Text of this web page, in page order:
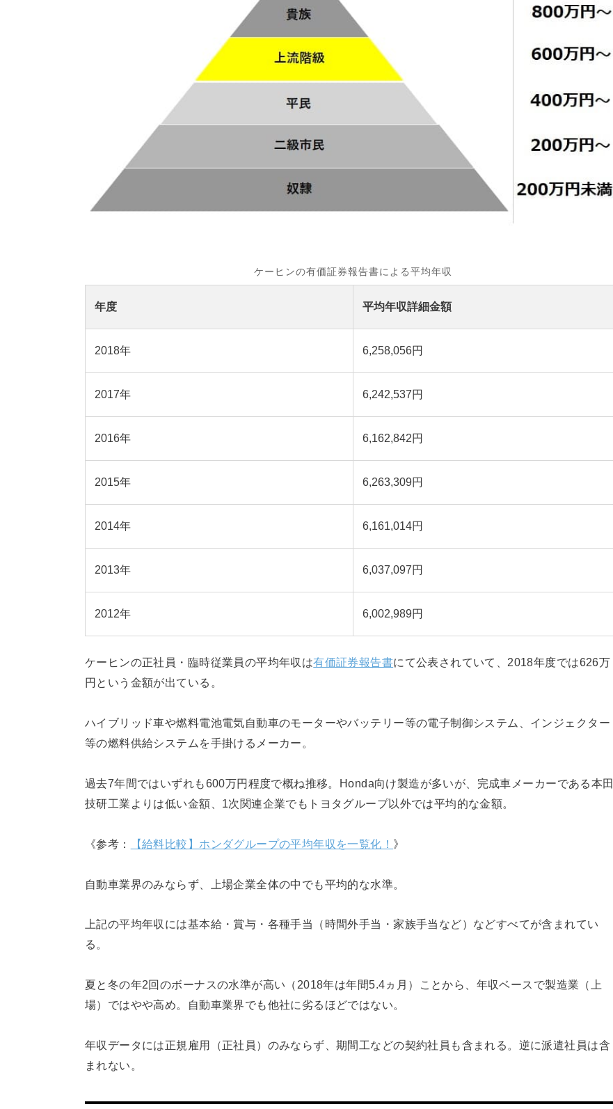
ケーヒンの有価証券報告書による平均年収
年度 平均年収詳細金額
2018年 6,258,056円
2017年 6,242,537円
2016年 6,162,842円
2015年 6,263,309円
2014年 6,161,014円
2013年 6,037,097円
2012年 6,002,989円
ケーヒンの正社員・臨時従業員の平均年収は有価証券報告書にて公表されていて、2018年度では626万
円という金額が出ている。
ハイブリッド車や燃料電池電気自動車のモーターやバッテリー等の電子制御システム、インジェクター
等の燃料供給システムを手掛けるメーカー。
過去7年間ではいずれも600万円程度で概ね推移。Honda向け製造が多いが、完成車メーカーである本田
技研工業よりは低い金額、1次関連企業でもトヨタグループ以外では平均的な金額。
《参考： 【給料比較】ホンダグループの平均年収を一覧化！ 》
自動車業界のみならず、上場企業全体の中でも平均的な水準。
上記の平均年収には基本給・賞与・各種手当（時間外手当・家族手当など）などすべてが含まれてい
る。
夏と冬の年2回のボーナスの水準が高い（2018年は年間5.4ヵ月）ことから、年収ベースで製造業（上
場）ではやや高め。自動車業界でも他社に劣るほどではない。
年収データには正規雇用（正社員）のみならず、期間工などの契約社員も含まれる。逆に派遣社員は含
まれない。